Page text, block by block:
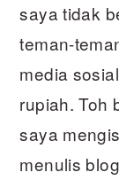
saya tidak
teman-
media
rupiah. Toh
saya
menulis